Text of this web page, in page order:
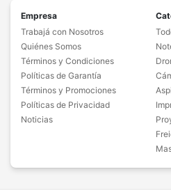
Empresa
Trabajá con Nosotros
Quiénes Somos
Términos y Condiciones
Políticas de Garantía
Términos y Promociones
Políticas de Privacidad
Noticias